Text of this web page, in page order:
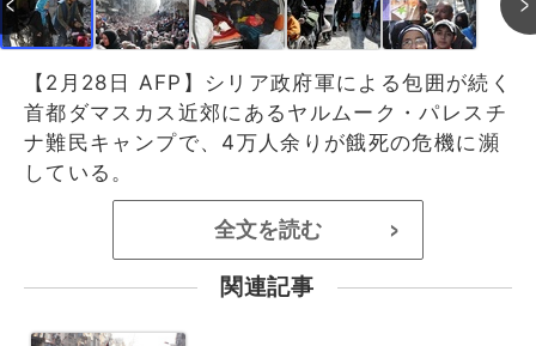
【2月28日 AFP】シリア政府軍による包囲が続く
首都ダマスカス近郊にあるヤルムーク・パレスチ
ナ難民キャンプで、4万人余りが餓死の危機に瀕
している。
全文を読む >
関連記事